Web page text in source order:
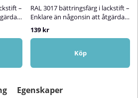
–
RAL 3017 bättringsfärg i lackstift –
Enklare än någonsin att åtgärda
lackskadorMed RAL 3017
bättringsfärg i lackstift kan du
snabbt och enkelt reparera små
lackskador på målade ytor både
vattenbaserade halvblanka
professionell finish som
139 kr
Köp
Egenskaper